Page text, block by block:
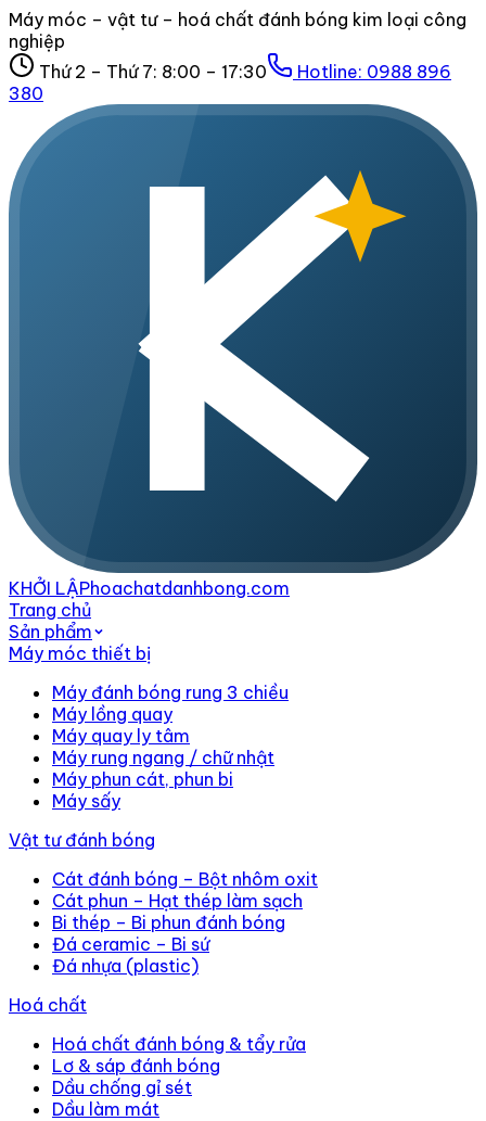
Máy móc – vật tư – hoá chất đánh bóng kim loại công
nghiệp
Thứ 2 – Thứ 7: 8:00 – 17:30
Hotline: 0988 896
380
KHỞI LẬPhoachatdanhbong.com
Trang chủ
Sản phẩm
Máy móc thiết bị
Máy đánh bóng rung 3 chiều
Máy lồng quay
Máy quay ly tâm
Máy rung ngang / chữ nhật
Máy phun cát, phun bi
Máy sấy
Vật tư đánh bóng
Cát đánh bóng – Bột nhôm oxit
Cát phun – Hạt thép làm sạch
Bi thép – Bi phun đánh bóng
Đá ceramic – Bi sứ
Đá nhựa (plastic)
Hoá chất
Hoá chất đánh bóng & tẩy rửa
Lơ & sáp đánh bóng
Dầu chống gỉ sét
Dầu làm mát